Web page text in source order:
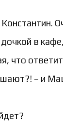
в
что
– и